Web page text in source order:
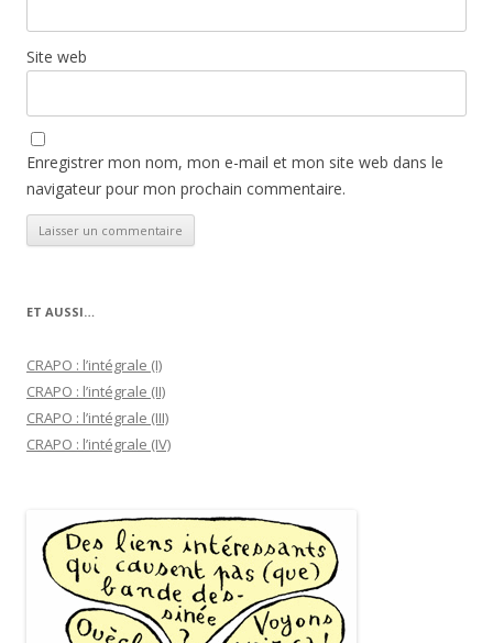
Site web
Enregistrer mon nom, mon e-mail et mon site web dans le
navigateur pour mon prochain commentaire.
ET AUSSI…
CRAPO : l’intégrale (I)
CRAPO : l’intégrale (II)
CRAPO : l’intégrale (III)
CRAPO : l’intégrale (IV)